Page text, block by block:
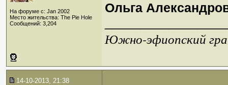
На форуме с: Jan 2002
Место жительства: The Pie Hole
Сообщений: 3,204
Ольга
Южно-эфиопский
14-10-2013, 21:38